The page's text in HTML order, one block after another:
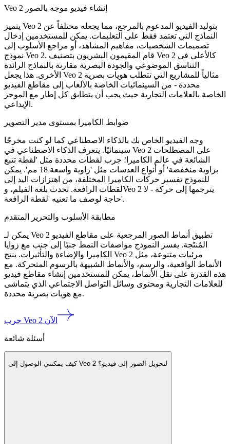
Veo 2 إنشاء فيديو موجه بالصور
يتميز Veo 2 بتوليد الفيديو المدعوم بالمرجع، مما يجعله مختلفاً عن
النماذج التي تعتمد فقط على التعليمات. يمكن للمستخدمين إدخال
تصميمات الشخصيات، مفاهيم المشاهد، أو مراجع الأسلوب إلى
نموذج Veo 2. قام المقيمون البشريون بتصنيف Veo 2 كالأعلى في
التناسق الموضوعي والجودة البصرية مقارنة بالنماذج الرائدة
الأخرى. هذا يجعل Veo 2 مثالياً للمشاريع التي تتطلب هويات بصرية
محددة - من السينمائيات الخاصة بالألعاب إلى مقاطع الفيديو
الخاصة بالعلامات التجارية حيث يجب أن يتطابق كل إطار مع الموجز
الإبداعي.
ضوابط الكاميرا بمستوى مدير التصوير
وجه الفيديو الخاص بك بالذكاء الاصطناعي كما لو كنت مخرجًا
سينمائيًا. يتعرف الذكاء الاصطناعي في Veo 2 على المصطلحات
الشائعة في عالم الكاميرا؛ جرب لقطات محددة مثل 'لقطة تتبع
بزاوية منخفضة' أو أنواع العدسات مثل 'زاوية واسعة 18 مم'. يمكن
للنموذج تفسير حركات الكاميرا المختلفة، من اهتزازات اليد إلى
لقطات الرافعة. تحدث بلغة الفيلم، وVeo 2 يترجمها إلى حركة - لا
حاجة لوصف ما تعنيه 'لقطة الرافعة'.
مطابقة الأسلوب والتحرير المتقدم
يمكن لـ Veo 2 تطبيق أنماط الصور المرجعية على مقاطع الفيديو
المُنتَجة. يفسر النموذج مواصفات النمط جنبًا إلى جنب مع زوايا
الكاميرا والإضاءة والتأثيرات. ينتج Veo 2 مرئيات متنوعة، مثل
الأنماط الواقعية، والرسم، والأنماط الشبيهة بالرسوم المتحركة. مع
هذه القدرة على نقل الأنماط، يمكن للمستخدمين إنشاء مقاطع فيديو
للعلامات التجارية ومحتوى وسائل التواصل الاجتماعي الذي يتماشى
مع هويات بصرية محددة.
جرب Veo 2 الآن
أسئلة شائعة
كيف يمكنني الوصول إلى Veo 2 لتحويل الصور إلى فيديو؟